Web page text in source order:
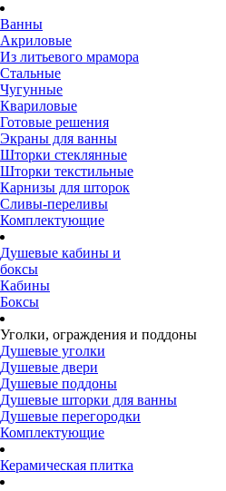
Ванны
Акриловые
Из литьевого мрамора
Стальные
Чугунные
Квариловые
Готовые решения
Экраны для ванны
Шторки стеклянные
Шторки текстильные
Карнизы для шторок
Сливы-переливы
Комплектующие
Душевые кабины и
боксы
Кабины
Боксы
Уголки, ограждения и поддоны
Душевые уголки
Душевые двери
Душевые поддоны
Душевые шторки для ванны
Душевые перегородки
Комплектующие
Керамическая плитка